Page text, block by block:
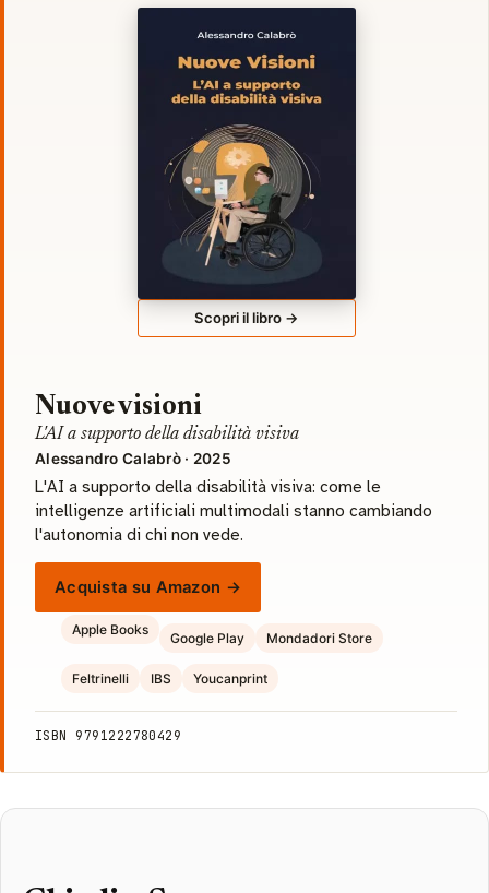
Scopri il libro →
Nuove visioni
L'AI a supporto della disabilità visiva
Alessandro Calabrò · 2025
L'AI a supporto della disabilità visiva: come le
intelligenze artificiali multimodali stanno cambiando
l'autonomia di chi non vede.
Acquista su Amazon →
Apple Books
Google Play Mondadori Store
Feltrinelli IBS Youcanprint
ISBN 9791222780429